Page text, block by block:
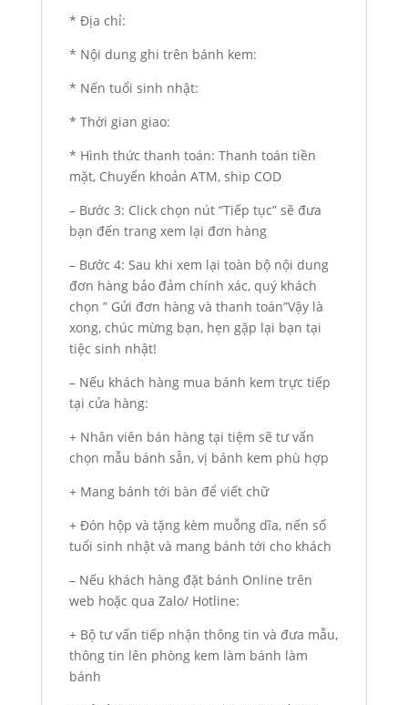
* Địa chỉ:
* Nội dung ghi trên bánh kem:
* Nến tuổi sinh nhật:
* Thời gian giao:
* Hình thức thanh toán: Thanh toán tiền
mặt, Chuyển khoản ATM, ship COD
– Bước 3: Click chọn nút “Tiếp tục” sẽ đưa
bạn đến trang xem lại đơn hàng
– Bước 4: Sau khi xem lại toàn bộ nội dung
đơn hàng bảo đảm chính xác, quý khách
chọn ” Gửi đơn hàng và thanh toán”Vậy là
xong, chúc mừng bạn, hẹn gặp lại bạn tại
tiệc sinh nhật!
– Nếu khách hàng mua bánh kem trực tiếp
tại cửa hàng:
+ Nhân viên bán hàng tại tiệm sẽ tư vấn
chọn mẫu bánh sẵn, vị bánh kem phù hợp
+ Mang bánh tới bàn để viết chữ
+ Đón hộp và tặng kèm muỗng dĩa, nến số
tuổi sinh nhật và mang bánh tới cho khách
– Nếu khách hàng đặt bánh Online trên
web hoặc qua Zalo/ Hotline:
+ Bộ tư vấn tiếp nhận thông tin và đưa mẫu,
thông tin lên phòng kem làm bánh làm
bánh